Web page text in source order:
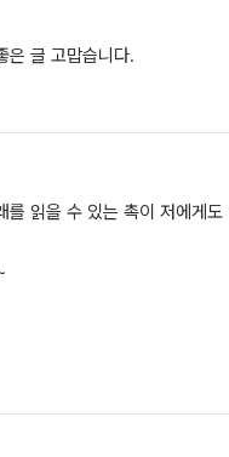
은 글 고맙습니다.
읽을 수 있는 촉이 저에게도